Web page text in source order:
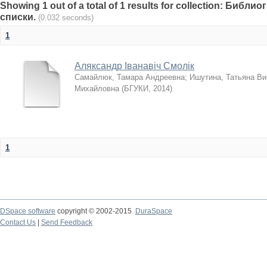
Showing 1 out of a total of 1 results for collection:
списки. (0.032 seconds)
1
Аляксандр Іванавіч Смолік
Самайлюк, Тамара Андреевна; Ишутина, Татьяна
Михайловна (БГУКИ, 2014)
1
DSpace software copyright © 2002-2015
DuraSpace
Contact Us
Send Feedback